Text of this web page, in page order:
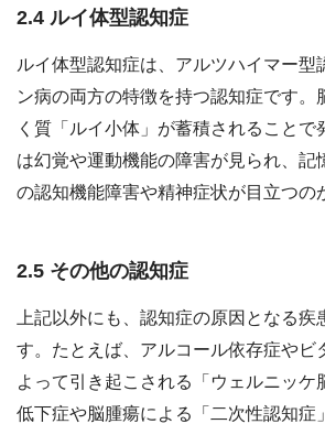
2.4 ルイ体型認知症
ルイ体型認知症は、アルツハイマー型
ン病の両方の特徴を持つ認知症です。
く質「ルイ小体」が蓄積されることで
は幻覚や運動機能の障害が見られ、記
の認知機能障害や精神症状が目立つの
2.5 その他の認知症
上記以外にも、認知症の原因となる疾
す。たとえば、アルコール依存症やビ
よって引き起こされる「ウェルニッケ
低下症や脳腫瘍による「二次性認知症